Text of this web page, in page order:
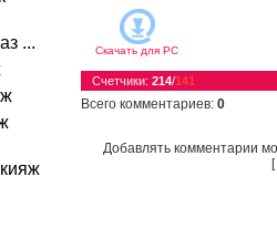
...
Скачать для PC
Счетчики: 214/141
Всего комментариев: 0
Добавлять комментарии
[